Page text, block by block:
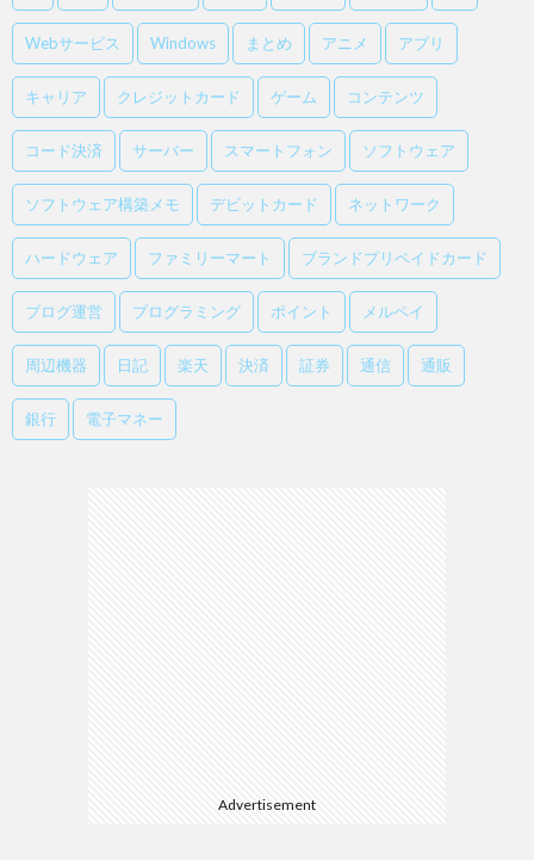
Webサービス Windows まとめ アニメ アプリ
キャリア クレジットカード ゲーム コンテンツ
コード決済 サーバー スマートフォン ソフトウェア
ソフトウェア構築メモ デビットカード ネットワーク
ハードウェア ファミリーマート ブランドプリペイドカード
ブログ運営 プログラミング ポイント メルペイ
周辺機器 日記 楽天 決済 証券 通信 通販
銀行 電子マネー
Advertisement